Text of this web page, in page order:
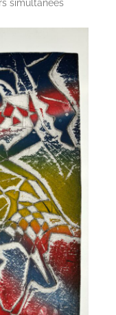
simultanées